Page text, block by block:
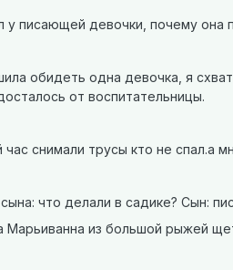
у писающей девочки, почему она
обидеть одна девочка, я
от воспитательницы.
час снимали трусы кто не спал.а
что делали в садике? Сын:
Марьиванна из большой рыжей